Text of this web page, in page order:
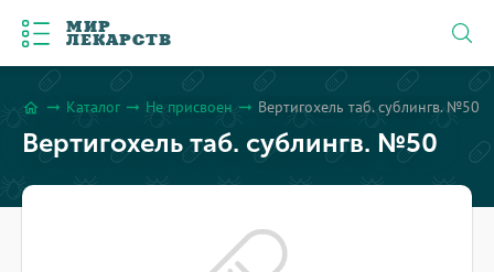
МИР
ЛЕКАРСТВ
home arrow_right_alt Каталог arrow_right_alt Не присвоен arrow_right_alt Вертигохель таб. сублингв. №50
Вертигохель таб. сублингв. №50